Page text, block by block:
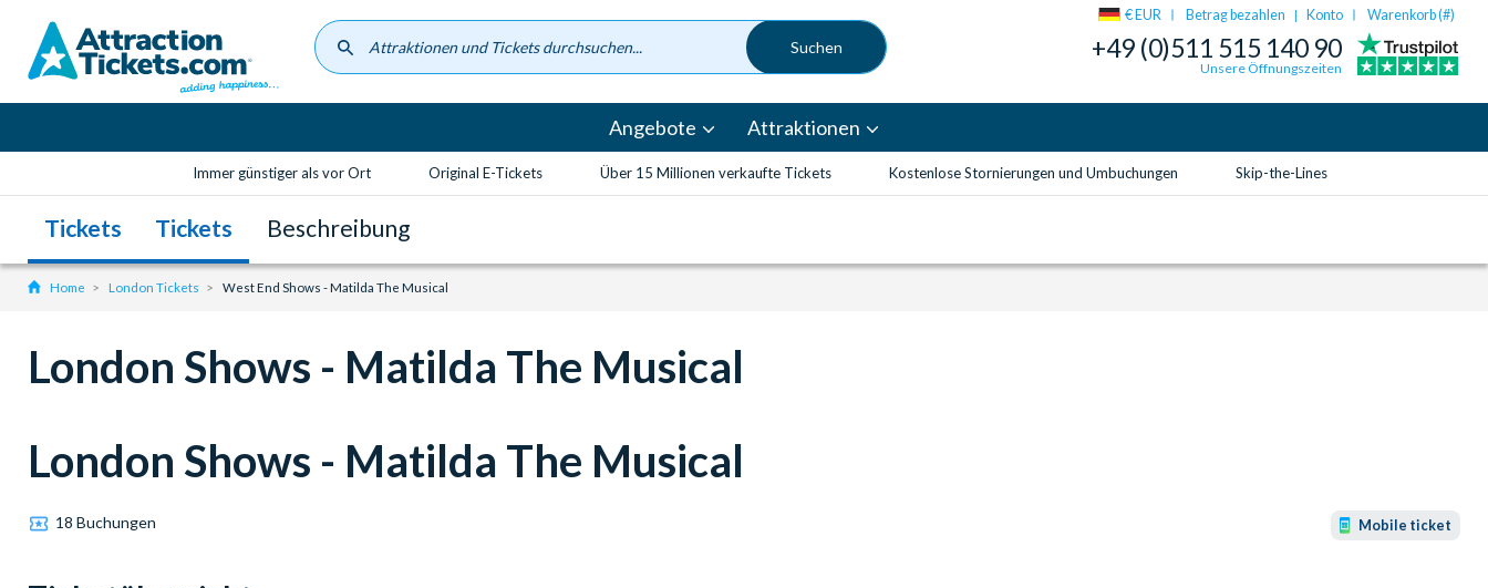
content
€ EUR Betrag bezahlen | Konto Warenkorb (#)
+49 (0)511 515 140 90
Unsere Öffnungszeiten
Angebote Attraktionen
Immer günstiger als vor Ort Original E-Tickets Über 15 Millionen verkaufte Tickets Kostenlose Stornierungen und Umbuchungen Skip-the-Lines
Tickets Tickets Beschreibung
Home London Tickets West End Shows - Matilda The Musical
London Shows - Matilda The Musical
London Shows - Matilda The Musical
18 Buchungen Mobile ticket